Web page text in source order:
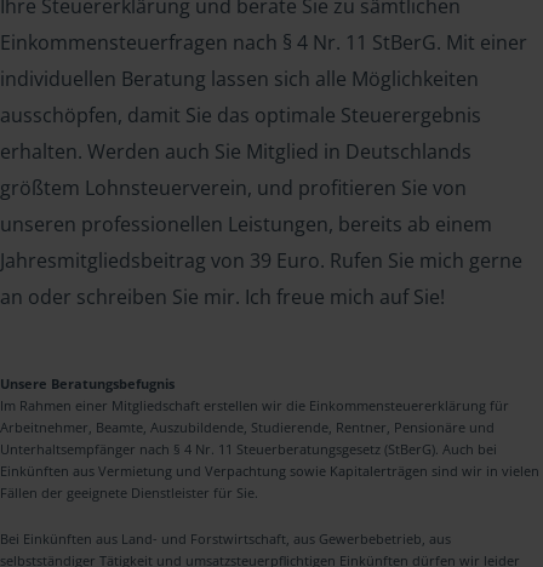
Ihre Steuererklärung und berate Sie zu sämtlichen
Einkommensteuerfragen nach § 4 Nr. 11 StBerG. Mit einer
individuellen Beratung lassen sich alle Möglichkeiten
ausschöpfen, damit Sie das optimale Steuerergebnis
erhalten. Werden auch Sie Mitglied in Deutschlands
größtem Lohnsteuerverein, und profitieren Sie von
unseren professionellen Leistungen, bereits ab einem
Jahresmitgliedsbeitrag von 39 Euro. Rufen Sie mich gerne
an oder schreiben Sie mir. Ich freue mich auf Sie!
Unsere Beratungsbefugnis
Im Rahmen einer Mitgliedschaft erstellen wir die Einkommensteuererklärung für
Arbeitnehmer, Beamte, Auszubildende, Studierende, Rentner, Pensionäre und
Unterhaltsempfänger nach § 4 Nr. 11 Steuerberatungsgesetz (StBerG). Auch bei
Einkünften aus Vermietung und Verpachtung sowie Kapitalerträgen sind wir in vielen
Fällen der geeignete Dienstleister für Sie.
Bei Einkünften aus Land- und Forstwirtschaft, aus Gewerbebetrieb, aus
selbstständiger Tätigkeit und umsatzsteuerpflichtigen Einkünften dürfen wir leider